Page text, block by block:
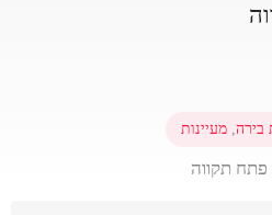
בירה, מעיינות
פתח תקווה